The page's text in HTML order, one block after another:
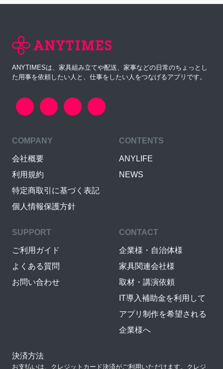
ANYTIMESは、家具組み立てや配送、家事などの日常のちょっとし
た用事を依頼したい人と、仕事をしたい人をつなげるアプリです。
COMPANY
会社概要
利用規約
特定商取引に基づく表記
個人情報保護方針
CONTENTS
ANYLIFE
NEWS
SUPPORT
ご利用ガイド
よくある質問
お問い合わせ
CONTACT
企業様・自治体様
家具関連会社様
取材・講演依頼
IT導入補助金を利用して
アプリ制作を希望される
企業様へ
決済方法
お支払いは、クレジットカード決済がご利用いただけます。クレジ